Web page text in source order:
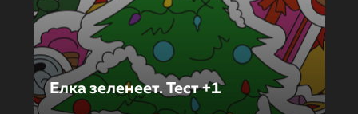
Елка зеленеет. Тест +1